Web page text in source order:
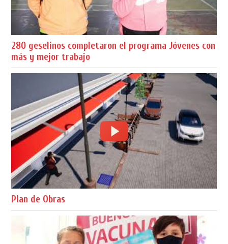
280 geselinos completaron el programa Jóvenes con
más y mejor trabajo
Plan de Obras